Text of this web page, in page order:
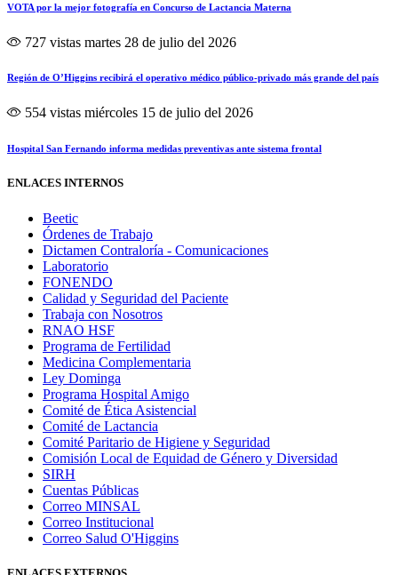
VOTA por la mejor fotografía en Concurso de Lactancia Materna
727 vistas martes 28 de julio del 2026
Región de O’Higgins recibirá el operativo médico público-privado más grande del país
554 vistas miércoles 15 de julio del 2026
Hospital San Fernando informa medidas preventivas ante sistema frontal
ENLACES INTERNOS
Beetic
Órdenes de Trabajo
Dictamen Contraloría - Comunicaciones
Laboratorio
FONENDO
Calidad y Seguridad del Paciente
Trabaja con Nosotros
RNAO HSF
Programa de Fertilidad
Medicina Complementaria
Ley Dominga
Programa Hospital Amigo
Comité de Ética Asistencial
Comité de Lactancia
Comité Paritario de Higiene y Seguridad
Comisión Local de Equidad de Género y Diversidad
SIRH
Cuentas Públicas
Correo MINSAL
Correo Institucional
Correo Salud O'Higgins